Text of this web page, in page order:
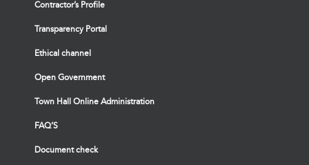
Contractor’s Profile
Transparency Portal
Ethical channel
Open Government
Town Hall Online Administration
FAQ’S
Document check